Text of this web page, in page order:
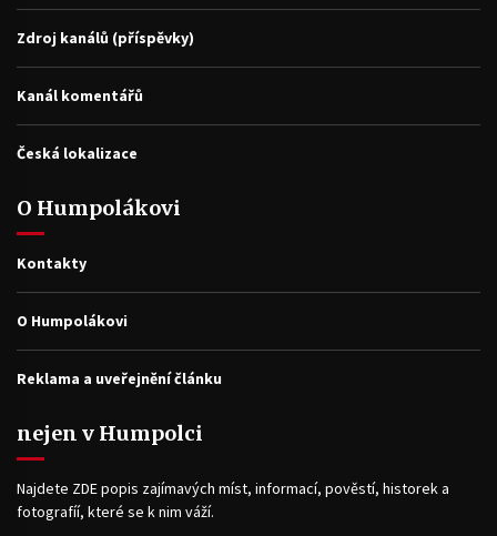
Zdroj kanálů (příspěvky)
Kanál komentářů
Česká lokalizace
O Humpolákovi
Kontakty
O Humpolákovi
Reklama a uveřejnění článku
nejen v Humpolci
Najdete ZDE popis zajímavých míst, informací, pověstí, historek a
fotografíí, které se k nim váží.